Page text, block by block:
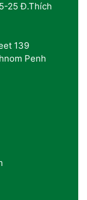
25 Đ.Thích
139
Penh